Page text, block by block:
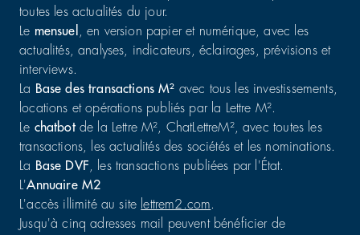
toutes les actualités du jour.
Le mensuel
, en version papier et numérique, avec les
actualités, analyses, indicateurs, éclairages, prévisions et
interviews.
La Base des transactions M² avec tous les investissements,
locations et opérations publiés par la Lettre M².
Le chatbotde la Lettre M², ChatLettreM², avec toutes les
transactions, les actualités des sociétés et les nominations.
La Base DVF , les transactions publiées par l'État.
L'Annuaire M2
L'accès illimité au site lettrem2.com.
Jusqu'à cinq adresses mail peuvent bénéficier de